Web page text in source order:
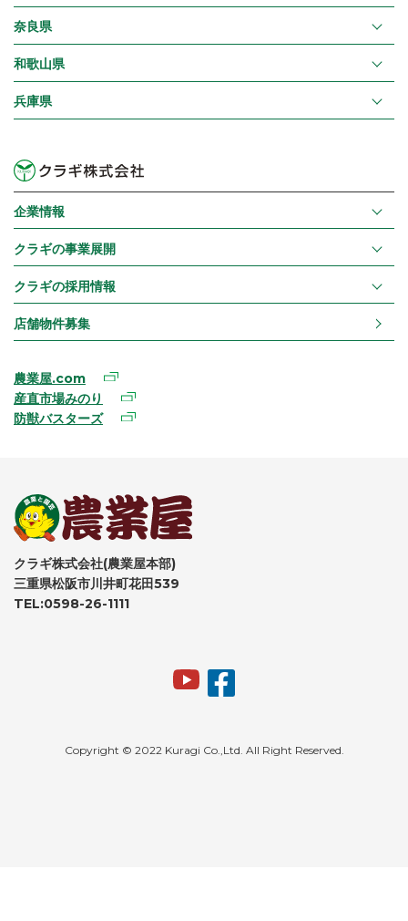
奈良県
和歌山県
兵庫県
企業情報
クラギの事業展開
クラギの採用情報
店舗物件募集
農業屋.com
産直市場みのり
防獣バスターズ
クラギ株式会社(農業屋本部)
三重県松阪市川井町花田539
TEL:0598-26-1111
Copyright © 2022 Kuragi Co.,Ltd. All Right Reserved.